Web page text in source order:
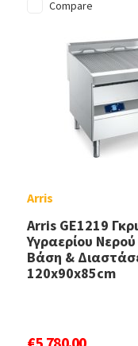
Compare
Arris
Arris GE1219
Υγραερίου
Βάση &
120x90x85cm